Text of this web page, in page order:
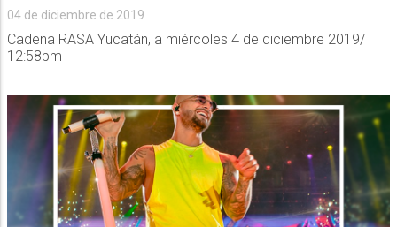
04 de diciembre de 2019
Cadena RASA Yucatán, a miércoles 4 de diciembre 2019/
12:58pm